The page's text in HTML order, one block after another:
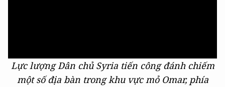
Lực lượng Dân chủ Syria tiến công đánh chiếm
một số địa bàn trong khu vực mỏ Omar, phía